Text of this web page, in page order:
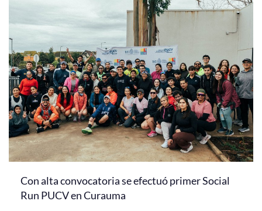
Con alta convocatoria se efectuó primer Social
Run PUCV en Curauma